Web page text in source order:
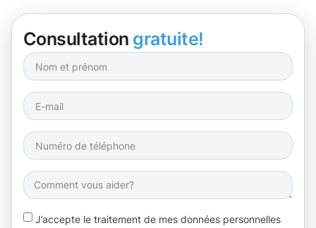
Consultation gratuite!
J’accepte le traitement de mes données personnelles